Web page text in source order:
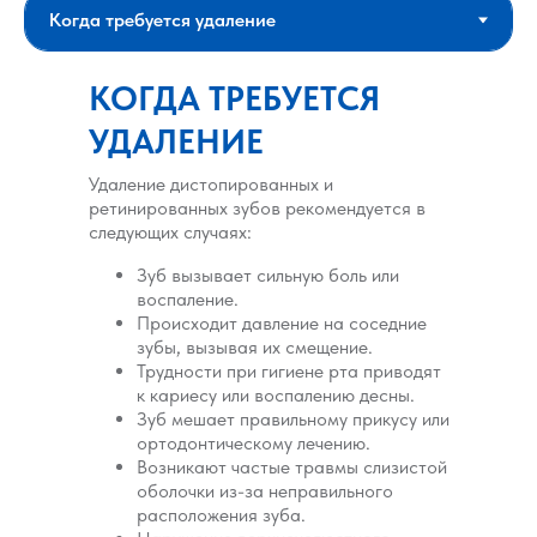
КОГДА ТРЕБУЕТСЯ
УДАЛЕНИЕ
Удаление дистопированных и
ретинированных зубов рекомендуется в
следующих случаях:
Зуб вызывает сильную боль или
воспаление.
Происходит давление на соседние
зубы, вызывая их смещение.
Трудности при гигиене рта приводят
к кариесу или воспалению десны.
Зуб мешает правильному прикусу или
ортодонтическому лечению.
Возникают частые травмы слизистой
оболочки из-за неправильного
расположения зуба.